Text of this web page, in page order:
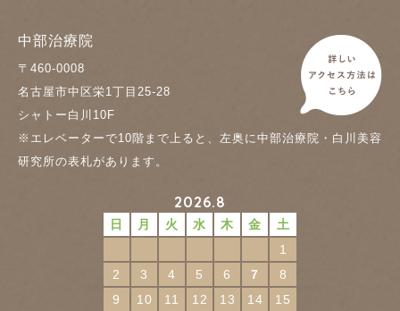
中部治療院
〒460-0008
名古屋市中区栄1丁目25-28
シャトー白川10F
※エレベーターで10階まで上ると、左奥に中部治療院・白川美容
研究所の表札があります。
2026.8
日 月 火 水 木 金
土
1
2
3 4 5 6 7
8
9
10 11 12 13 14
15